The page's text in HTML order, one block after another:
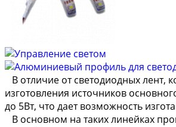
В отличие от светодиодных лент,
изготовления источников
до 5Вт, что дает возможность
В основном на таких линейках